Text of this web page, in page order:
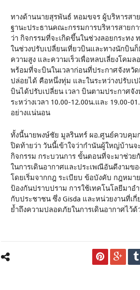
ทางด้านนายสุรพันธ์ หอมขจร ผู้บริหารสา
ฐานะประธานคณะกรรมการบริหารสายก
ว่า กิจกรรมที่จะเกิดขึ้นในช่วงลอยกระทง
ในช่วงปรับเปลี่ยนเที่ยวบินและทางนักบิน
ความสูง และความเร็วเพื่อหลบเลี่ยงโคม
พร้อมที่จะบินในเวลาก่อนที่ประกาศจังหวั
ปล่อยได้ คือหนึ่งทุ่ม และในระหว่างปรับเ
บินได้ปรับเปลี่ยน เวลา บินตามประกาศจั
ระหว่างเวลา 10.00-12.00น.และ 19.00-
อย่างแน่นอน
ทั้งนี้นายพงษ์ชัย มูลรินทร์ ผอ.ศูนย์ควบคุม
ปิดท้ายว่า วันนี้เข้าใจว่ากำนันผู้ใหญ่บ้านจ
กิจกรรม กระบวนการ ขั้นตอนที่จะมาช่วย
ในการเดินอากาศและประเพณีอันดีงามขอ
โดยเริ่มจากกฎ ระเบียบ ข้อบังคับ กฎหมา
ป้องกันปราบปราม การใช้เทคโนโลยีมาอ
กับประชาชน ซึ่ง Gisda และหน่วยงานที่เ
ย้ำถึงความปลอดภัยในการเดินอากาศไว้ด้